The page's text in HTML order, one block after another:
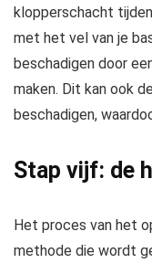
klopperschacht
met het vel van je
beschadigen door
maken. Dit kan ook
beschadigen,
Stap vijf: de
Het proces van het
methode die wordt